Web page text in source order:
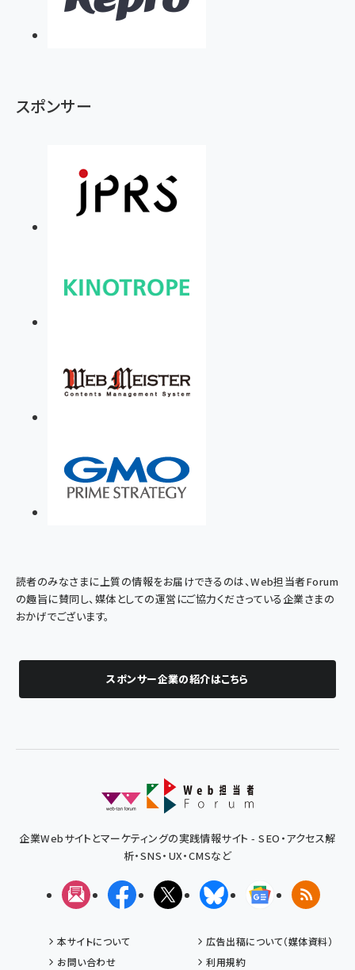
スポンサー
読者のみなさまに上質の情報をお届けできるのは、Web担当者Forum
の趣旨に賛同し、媒体としての運営にご協力くださっている企業さまの
おかげでございます。
スポンサー企業の紹介はこちら
企業Webサイトとマーケティングの実践情報サイト - SEO・アクセス解
析・SNS・UX・CMSなど
メルマガFacebookX(エックス)BlueskyGoogleニュ
RSS
本サイトについて
広告出稿について（媒体資料）
お問い合わせ
利用規約